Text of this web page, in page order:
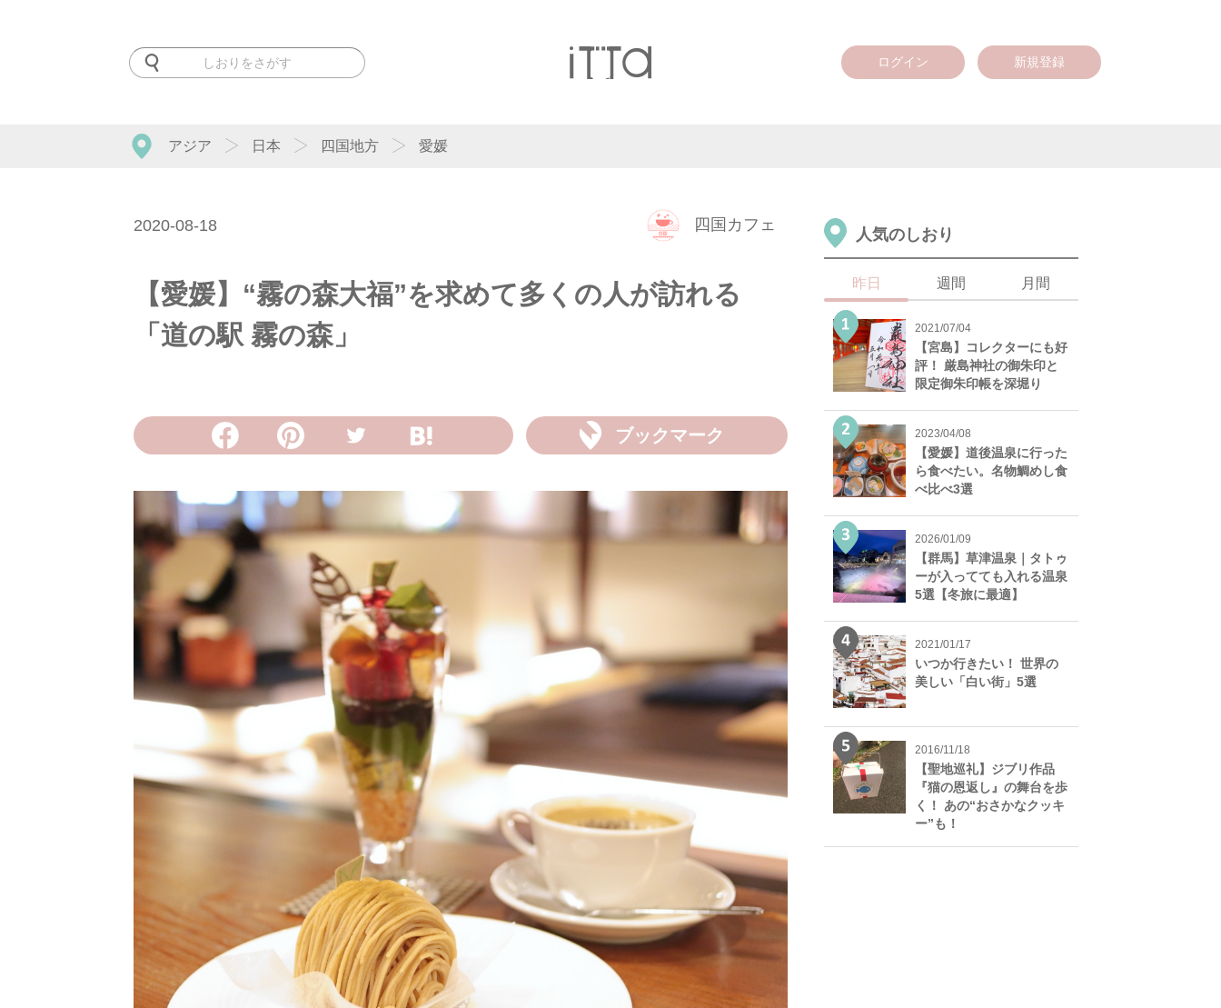
ログイン 新規登録
アジア 日本 四国地方 愛媛
2020-08-18 四国カフェ
【愛媛】“霧の森大福”を求めて多くの人が訪れる
「道の駅 霧の森」
ブックマーク
人気のしおり
昨日 週間 月間
2021/07/04
【宮島】コレクターにも好
評！ 厳島神社の御朱印と
限定御朱印帳を深堀り
2023/04/08
【愛媛】道後温泉に行った
ら食べたい。名物鯛めし食
べ比べ3選
2026/01/09
【群馬】草津温泉｜タトゥ
ーが入ってても入れる温泉
5選【冬旅に最適】
2021/01/17
いつか行きたい！ 世界の
美しい「白い街」5選
2016/11/18
【聖地巡礼】ジブリ作品
『猫の恩返し』の舞台を歩
く！ あの“おさかなクッキ
ー”も！